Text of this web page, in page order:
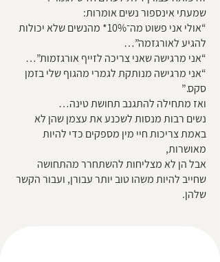
שמעתי אינספור נשים אומרות:
“אולי אני פשוט מה־10%* מהנשים שלא יכולות
להגיע לאורגזמה”…
“אני מרגישה שאני צריכה לזייף אורגזמות”…
“אני מרגישה מנותקת לגמרי מהגוף שלי בזמן
סקס.”
ואז מתחילה להתגנב תחושת טינה…
נשים רבות מנסות לשכנע את עצמן שהן לא
באמת צריכות חיי מין מספקים כדי להיות
מאושרות,
אבל הן לא מצליחות להשתחרר מהתחושה
שחייב להיות משהו טוב יותר עבורן, ועבור הקשר
שלהן.